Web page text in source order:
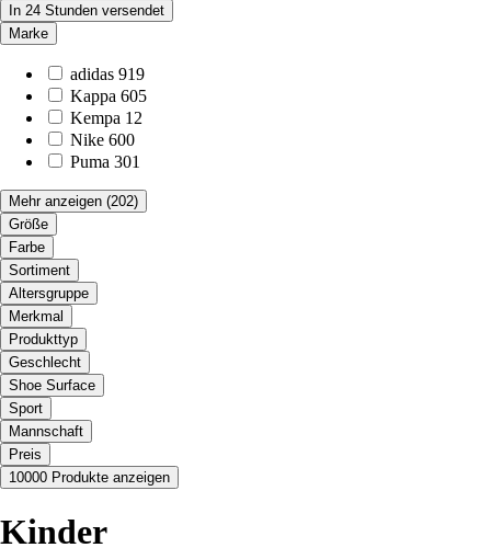
In 24 Stunden versendet
Marke
adidas 919
Kappa 605
Kempa 12
Nike 600
Puma 301
Mehr anzeigen (202)
Größe
Farbe
Sortiment
Altersgruppe
Merkmal
Produkttyp
Geschlecht
Shoe Surface
Sport
Mannschaft
Preis
10000 Produkte anzeigen
Kinder